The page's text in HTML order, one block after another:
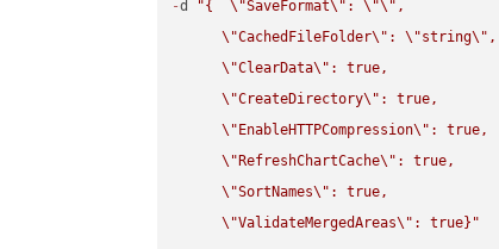
-d "{ \"SaveFormat\" : \"\" ,
\"CachedFileFolder\" : \"string\" ,
\"ClearData\" : true,
\"CreateDirectory\" : true,
\" EnableHTTPCompression\" : true,
\" RefreshChartCache\" : true,
\"SortNames\" : true,
\"ValidateMergedAreas\" : true}"